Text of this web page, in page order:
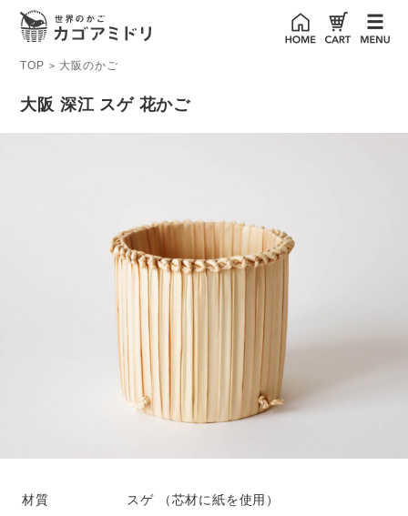
TOP > 大阪のかご
大阪 深江 スゲ 花かご
材質 スゲ （芯材に紙を使用）